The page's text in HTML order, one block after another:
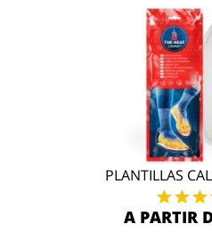
PLANTILLAS
A PARTIR